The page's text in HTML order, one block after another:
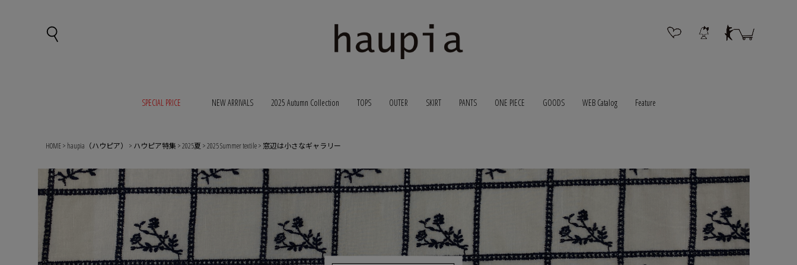
SPECIAL PRICE NEW ARRIVALS 2025 Autumn Collection TOPS OUTER SKIRT PANTS ONE PIECE GOODS WEB Catalog Feature
HOME haupia（ハウピア） ハウピア特集 2025夏 2025 Summer textile 窓辺は小さなギャラリー